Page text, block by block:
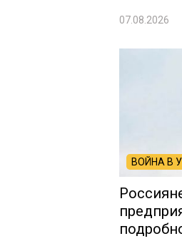
07.08.2026
ВОЙНА В